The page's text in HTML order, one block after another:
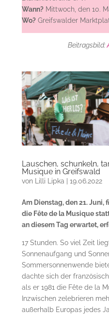
Wann?Mittwoch, den 10.
Wo?Greifswalder
Beitragsbild:
Lauschen, schunkeln,
Musique in Greifswald
von Lilli Lipka 19.06.2022
Am Dienstag, den 21. Juni,
die Fête de la Musique
an diesem Tag erwartet,
17 Stunden. So viel Zeit
Sonnenaufgang und
Sommersonnenwende
dachte sich der
als er 1981 die Fête de la
Inzwischen zelebrieren
außerhalb Europas jedes